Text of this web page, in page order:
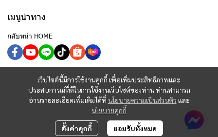
เว็บไซต์นี้มีการใช้งานคุกกี้ เพื่อเพิ่มประสิทธิภาพและ
ประสบการณ์ที่ดีในการใช้งานเว็บไซต์ของท่าน ท่านสามารถ
อ่านรายละเอียดเพิ่มเติมได้ที่ นโยบายความเป็นส่วนตัว และ
นโยบายคุกกี้
ตั้งค่าคุกกี้ ยอมรับทั้งหมด
เมนูนำทาง
กลับหน้า HOME